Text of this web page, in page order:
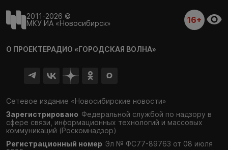
2011-2026 ©
МКУ ИА «Новосибирск»
16+
О ПРОЕКТЕРАДИО «ГОРОДСКАЯ ВОЛНА»
Сетевое издание «Новосибирские новости»
Зарегистрировано Федеральной службой по надзору в
сфере связи, информационных технологий и массовых
коммуникаций (Роскомнадзор)
Регистрационный номер Эл № ФС77-89763 от 08 июля